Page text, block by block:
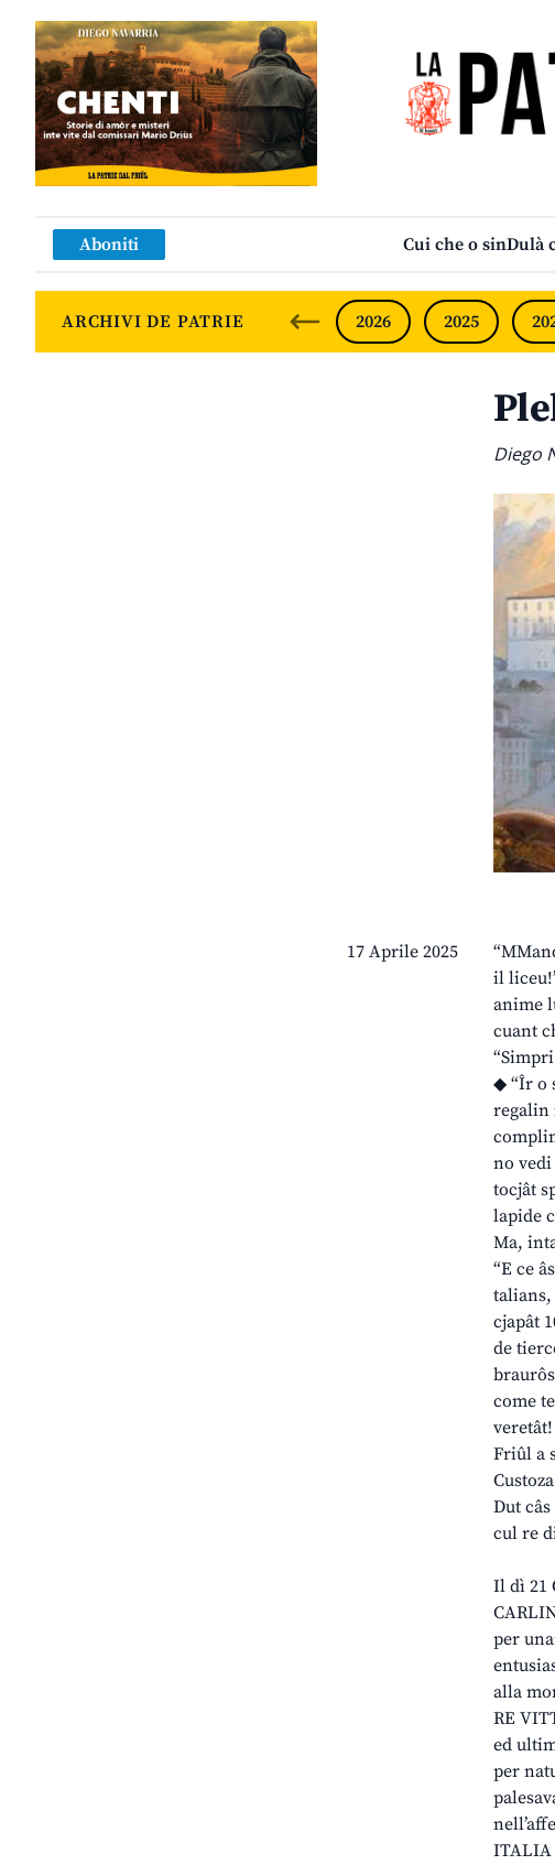
Aboniti Cui che o sinDulà
ARCHIVI DE PATRIE 2026 2025
Diego
17 Aprile 2025
il
anime
cuant
◆ “Îr o
regalin
no vedi
tocjât
lapide
Ma,
“E ce
talians,
cjapât
de
come
Friûl a
Dut
cul re
Il dì 21
per
alla
RE
ed
per
ITALIA